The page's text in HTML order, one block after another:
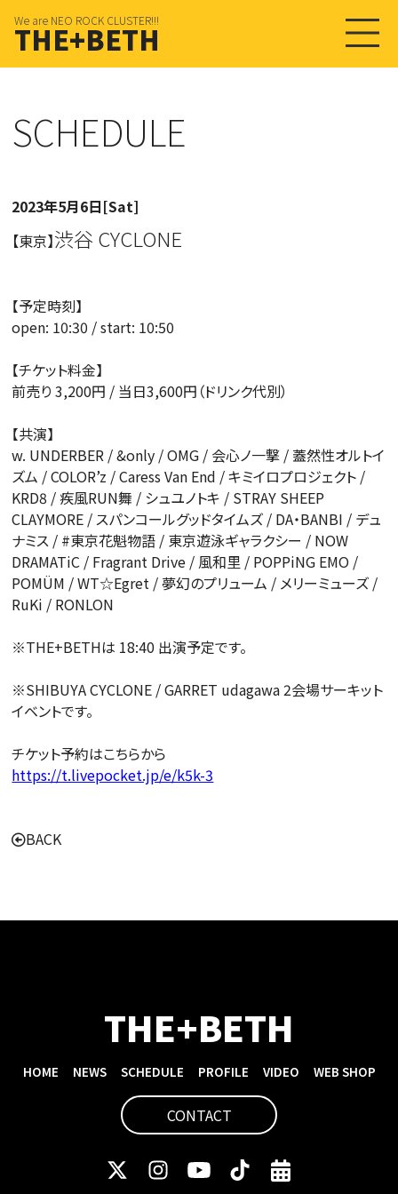
We are NEO ROCK CLUSTER!!!
THE+BETH
SCHEDULE
2023年5月6日[Sat]
【東京】渋谷 CYCLONE
【予定時刻】
open: 10:30 / start: 10:50
【チケット料金】
前売り 3,200円 / 当日3,600円（ドリンク代別）
【共演】
w. UNDERBER / &only / OMG / 会心ノ一撃 / 蓋然性オルトイ
ズム / COLOR’z / Caress Van End / キミイロプロジェクト /
KRD8 / 疾風RUN舞 / シュユノトキ / STRAY SHEEP
CLAYMORE / スパンコールグッドタイムズ / DA・BANBI / デュ
ナミス / #東京花魁物語 / 東京遊泳ギャラクシー / NOW
DRAMATiC / Fragrant Drive / 風和里 / POPPiNG EMO /
POMÜM / WT☆Egret / 夢幻のプリューム / メリーミューズ /
RuKi / RONLON
※THE+BETHは 18:40 出演予定です。
※SHIBUYA CYCLONE / GARRET udagawa 2会場サーキット
イベントです。
チケット予約はこちらから
https://t.livepocket.jp/e/k5k-3
BACK
THE+BETH
HOME NEWS SCHEDULE PROFILE VIDEO WEB SHOP
CONTACT